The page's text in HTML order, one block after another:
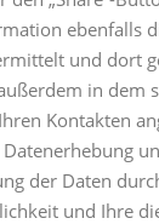
ebenfalls
und dort
in dem
Kontakten
der Daten
und Ihre